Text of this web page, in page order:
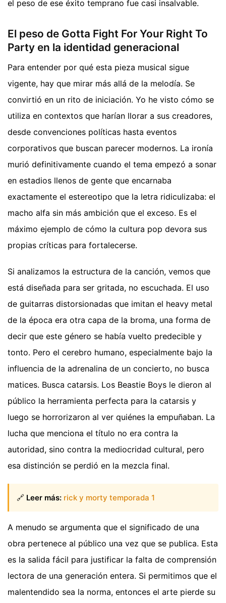
el peso de ese éxito temprano fue casi insalvable.
El peso de Gotta Fight For Your Right To
Party en la identidad generacional
Para entender por qué esta pieza musical sigue
vigente, hay que mirar más allá de la melodía. Se
convirtió en un rito de iniciación. Yo he visto cómo se
utiliza en contextos que harían llorar a sus creadores,
desde convenciones políticas hasta eventos
corporativos que buscan parecer modernos. La ironía
murió definitivamente cuando el tema empezó a sonar
en estadios llenos de gente que encarnaba
exactamente el estereotipo que la letra ridiculizaba: el
macho alfa sin más ambición que el exceso. Es el
máximo ejemplo de cómo la cultura pop devora sus
propias críticas para fortalecerse.
Si analizamos la estructura de la canción, vemos que
está diseñada para ser gritada, no escuchada. El uso
de guitarras distorsionadas que imitan el heavy metal
de la época era otra capa de la broma, una forma de
decir que este género se había vuelto predecible y
tonto. Pero el cerebro humano, especialmente bajo la
influencia de la adrenalina de un concierto, no busca
matices. Busca catarsis. Los Beastie Boys le dieron al
público la herramienta perfecta para la catarsis y
luego se horrorizaron al ver quiénes la empuñaban. La
lucha que menciona el título no era contra la
autoridad, sino contra la mediocridad cultural, pero
esa distinción se perdió en la mezcla final.
🔗 Leer más: rick y morty temporada 1
A menudo se argumenta que el significado de una
obra pertenece al público una vez que se publica. Esta
es la salida fácil para justificar la falta de comprensión
lectora de una generación entera. Si permitimos que el
malentendido sea la norma, entonces el arte pierde su